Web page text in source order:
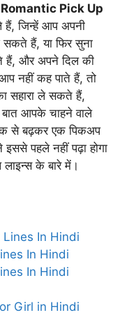
Pick Up
हैं, जिन्हें आप अपनी
हैं, या फिर सुना
हैं, और अपने दिल की
नहीं कह पाते हैं, तो
सहारा ले सकते हैं,
आपके चाहने वाले
से बढ़कर एक पिकअप
पहले नहीं पढ़ा होगा
के बारे में।
In Hindi
In Hindi
In Hindi
Girl in Hindi